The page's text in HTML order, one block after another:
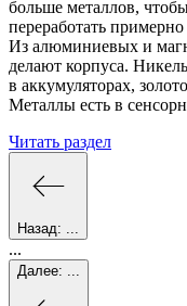
больше металлов,
переработать
Из алюминиевых и
делают корпуса.
в аккумуляторах,
Металлы есть в
Читать раздел
Назад:
...
Далее: